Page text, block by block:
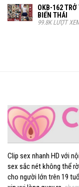
OKB-162 TRỞ
BIẾN THÁI
99.8K LƯỢT
Clip sex nhanh HD với
sex sắc nét không thể
cho người lớn trên 19